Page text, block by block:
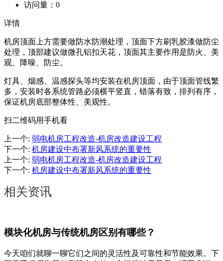
访问量： 0
详情
机房顶面上方需要做防水防潮处理，顶面下方刷乳胶漆做防尘
处理，顶部建议做微孔铝扣天花，顶面其主要作用是防火、美
观、降噪、防尘。
灯具、烟感、温感探头等均安装在机房顶面，由于顶面管线繁
多，安装时各系统管路必须横平竖直，错落有致，排列有序，
保证机房底部整体性、美观性。
扫二维码用手机看
上一个: 弱电机房工程改造-机房改造建设工程
下一个: 机房建设中布署新风系统的重要性
上一个: 弱电机房工程改造-机房改造建设工程
下一个: 机房建设中布署新风系统的重要性
相关资讯
模块化机房与传统机房区别有哪些？
今天咱们就聊一聊它们之间的灵活性及可靠性和节能效果。下